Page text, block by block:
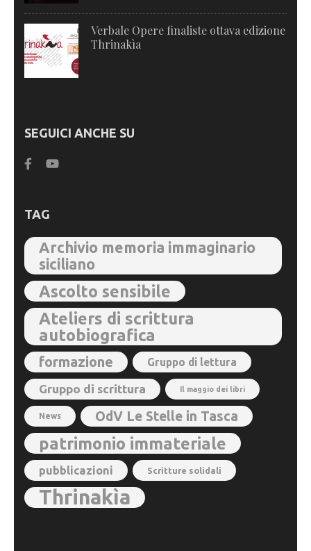
Verbale Opere finaliste ottava edizione
Thrinakìa
SEGUICI ANCHE SU
TAG
Archivio memoria immaginario
siciliano
Ascolto sensibile
Ateliers di scrittura
autobiografica
formazione Gruppo di lettura
Gruppo di scrittura Il maggio dei libri
News OdV Le Stelle in Tasca
patrimonio immateriale
pubblicazioni Scritture solidali
Thrinakìa